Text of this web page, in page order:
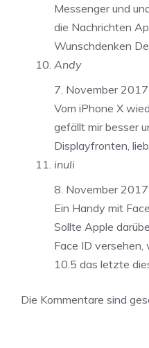
Messenger und
die Nachrichten
Wunschdenken
Andy
7. November
Vom iPhone X
gefällt mir besser
Displayfronten,
inuli
8. November
Ein Handy mit
Sollte Apple
Face ID versehen,
10.5 das letzte
Die Kommentare sind